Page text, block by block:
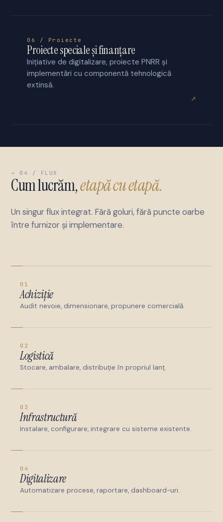
06 / Proiecte
Proiecte speciale și finanțare
Inițiative de digitalizare, proiecte PNRR și
implementări cu componentă tehnologică
extinsă.
↗
→ 04 / FLUX
Cum lucrăm,etapă cu etapă.
Un singur flux integrat. Fără goluri, fără puncte oarbe
între furnizor și implementare.
01
Achiziție
Audit nevoie, dimensionare, propunere comercială.
02
Logistică
Stocare, ambalare, distribuție în propriul lanț.
03
Infrastructură
Instalare, configurare, integrare cu sisteme existente.
04
Digitalizare
Automatizare procese, raportare, dashboard-uri.